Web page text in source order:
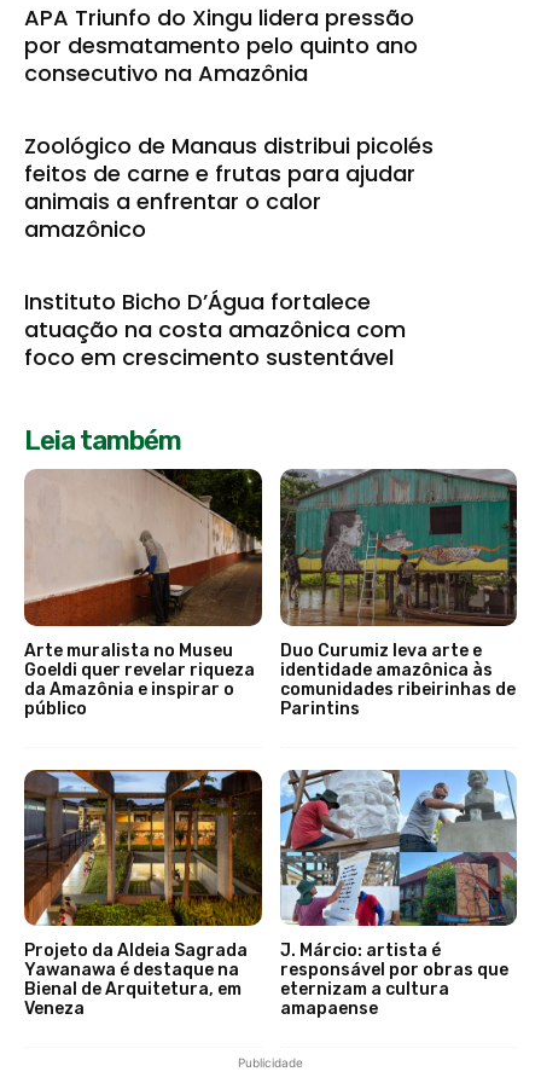
APA Triunfo do Xingu lidera pressão
por desmatamento pelo quinto ano
consecutivo na Amazônia
Zoológico de Manaus distribui picolés
feitos de carne e frutas para ajudar
animais a enfrentar o calor
amazônico
Instituto Bicho D’Água fortalece
atuação na costa amazônica com
foco em crescimento sustentável
Leia também
Arte muralista no Museu
Goeldi quer revelar riqueza
da Amazônia e inspirar o
público
Duo Curumiz leva arte e
identidade amazônica às
comunidades ribeirinhas de
Parintins
Projeto da Aldeia Sagrada
Yawanawa é destaque na
Bienal de Arquitetura, em
Veneza
J. Márcio: artista é
responsável por obras que
eternizam a cultura
amapaense
Publicidade